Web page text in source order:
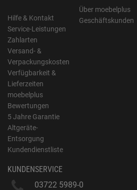
Hilfe & Kontakt
Service-Leistungen
Zahlarten
Versand- &
Verpackungskosten
Verfügbarkeit &
Lieferzeiten
moebelplus
Bewertungen
5 Jahre Garantie
Altgeräte-
Entsorgung
Kundendienstliste
Über moebelplus
Geschäftskunden
KUNDENSERVICE
03722 5989-0